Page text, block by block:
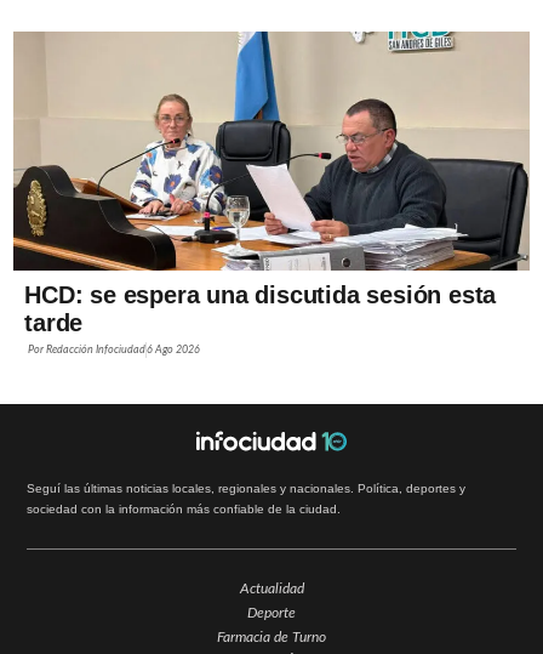
HCD: se espera una discutida sesión esta
tarde
PorRedacción Infociudad6 Ago 2026
Seguí las últimas noticias locales, regionales y nacionales. Política, deportes y
sociedad con la información más confiable de la ciudad.
Actualidad
Deporte
Farmacia de Turno